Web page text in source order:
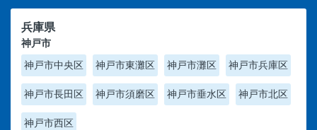
兵庫県
神戸市
神戸市中央区
神戸市東灘区 神戸市灘区 神戸市兵庫区
神戸市長田区 神戸市須磨区 神戸市垂水区 神戸市北区
神戸市西区